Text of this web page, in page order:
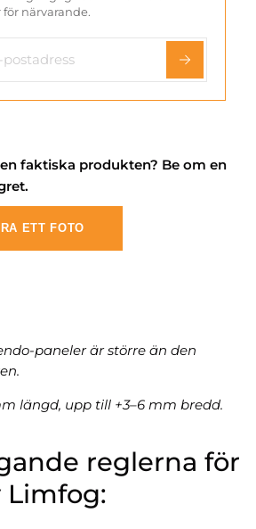
närvarande.
faktiska produkten? Be om en
ETT FOTO
paneler är större än den
längd, upp till +3–6 mm bredd.
reglerna för
Limfog: